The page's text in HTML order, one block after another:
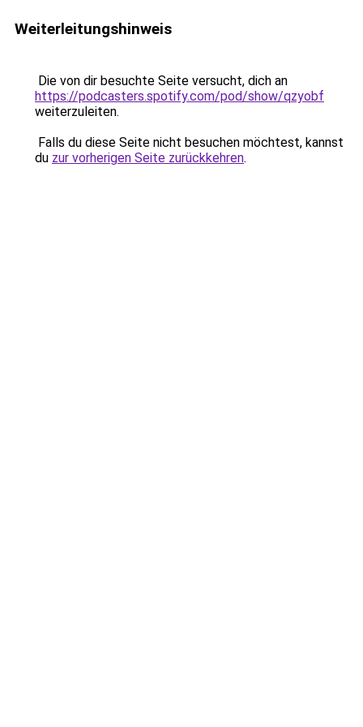
Weiterleitungshinweis
Die von dir besuchte Seite versucht, dich an
https://podcasters.spotify.com/pod/show/qzyobf
weiterzuleiten.
Falls du diese Seite nicht besuchen möchtest, kannst
du zur vorherigen Seite zurückkehren.